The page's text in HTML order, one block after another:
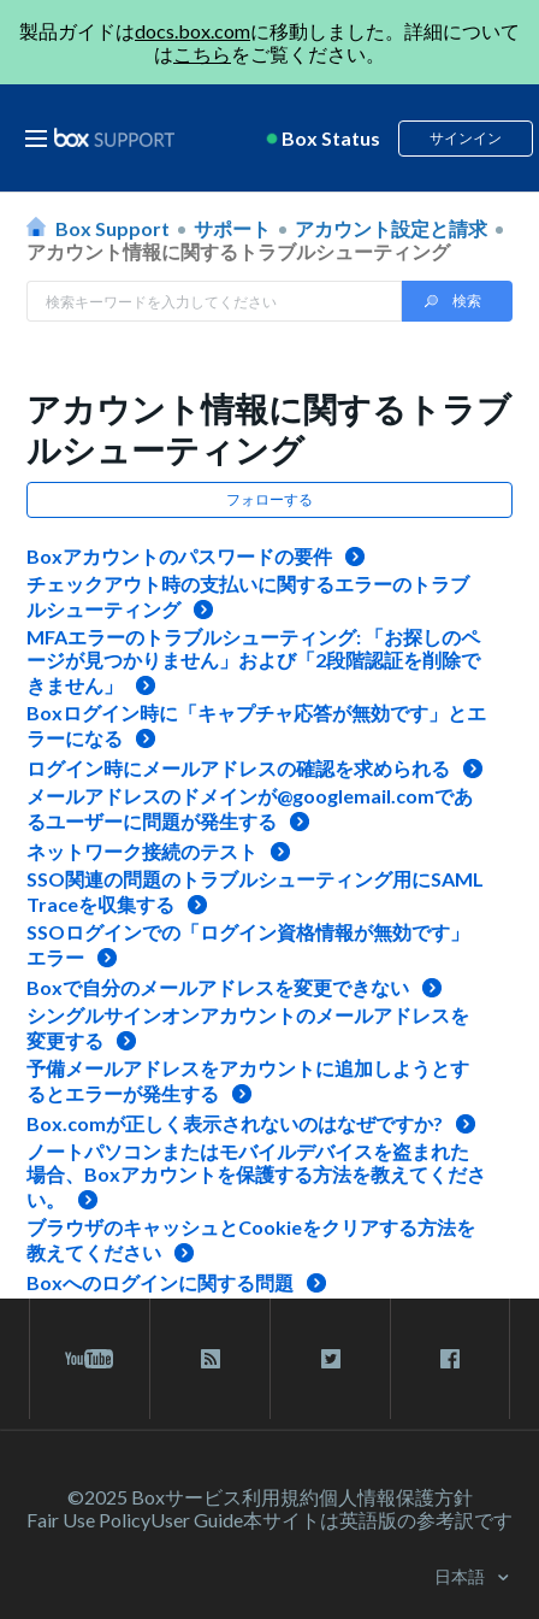
製品ガイドはdocs.box.comに移動しました。詳細について
はこちら をご覧ください。
Box Status サインイン
Box Support サポート
アカウント設定と請求
アカウント情報に関するトラブルシューティング
アカウント情報に関するトラブ
ルシューティング
フォローする
Boxアカウントのパスワードの要件
チェックアウト時の支払いに関するエラーのトラブ
ルシューティング
MFAエラーのトラブルシューティング: 「お探しのペ
ージが見つかりません」および「2段階認証を削除で
きません」
Boxログイン時に「キャプチャ応答が無効です」とエ
ラーになる
ログイン時にメールアドレスの確認を求められる
メールアドレスのドメインが@googlemail.comであ
るユーザーに問題が発生する
ネットワーク接続のテスト
SSO関連の問題のトラブルシューティング用にSAML
Traceを収集する
SSOログインでの「ログイン資格情報が無効です」
エラー
Boxで自分のメールアドレスを変更できない
シングルサインオンアカウントのメールアドレスを
変更する
予備メールアドレスをアカウントに追加しようとす
るとエラーが発生する
Box.comが正しく表示されないのはなぜですか?
ノートパソコンまたはモバイルデバイスを盗まれた
場合、Boxアカウントを保護する方法を教えてくださ
い。
ブラウザのキャッシュとCookieをクリアする方法を
教えてください
Boxへのログインに関する問題
©2025 Boxサービス利⽤規約個人情報保護方針
Fair Use PolicyUser Guide本サイトは英語版の参考訳です
日本語